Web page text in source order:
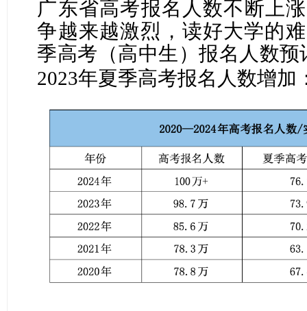
广东省高考报名人数不断上
争越来越激烈，读好大学的
季高考（高中生）报名人数预
2023年夏季高考报名人数增加